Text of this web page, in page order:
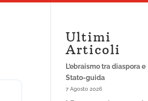
Ultimi
Articoli
L’ebraismo tra diaspora e
Stato-guida
7 Agosto 2026